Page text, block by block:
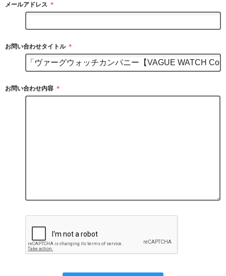
メールアドレス ＊
お問い合わせタイトル ＊
お問い合わせ内容 ＊